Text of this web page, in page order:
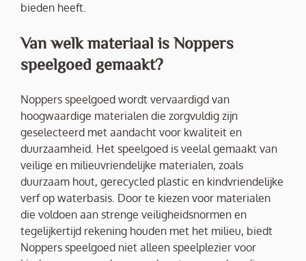
bieden heeft.
Van welk materiaal is Noppers
speelgoed gemaakt?
Noppers speelgoed wordt vervaardigd van
hoogwaardige materialen die zorgvuldig zijn
geselecteerd met aandacht voor kwaliteit en
duurzaamheid. Het speelgoed is veelal gemaakt van
veilige en milieuvriendelijke materialen, zoals
duurzaam hout, gerecycled plastic en kindvriendelijke
verf op waterbasis. Door te kiezen voor materialen
die voldoen aan strenge veiligheidsnormen en
tegelijkertijd rekening houden met het milieu, biedt
Noppers speelgoed niet alleen speelplezier voor